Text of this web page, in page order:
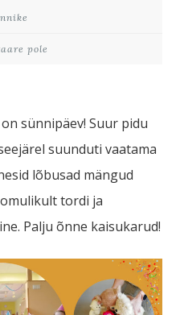
pole
sünnipäev! Suur pidu
suunduti vaatama
lõbusad mängud
tordi ja
Palju õnne kaisukarud!